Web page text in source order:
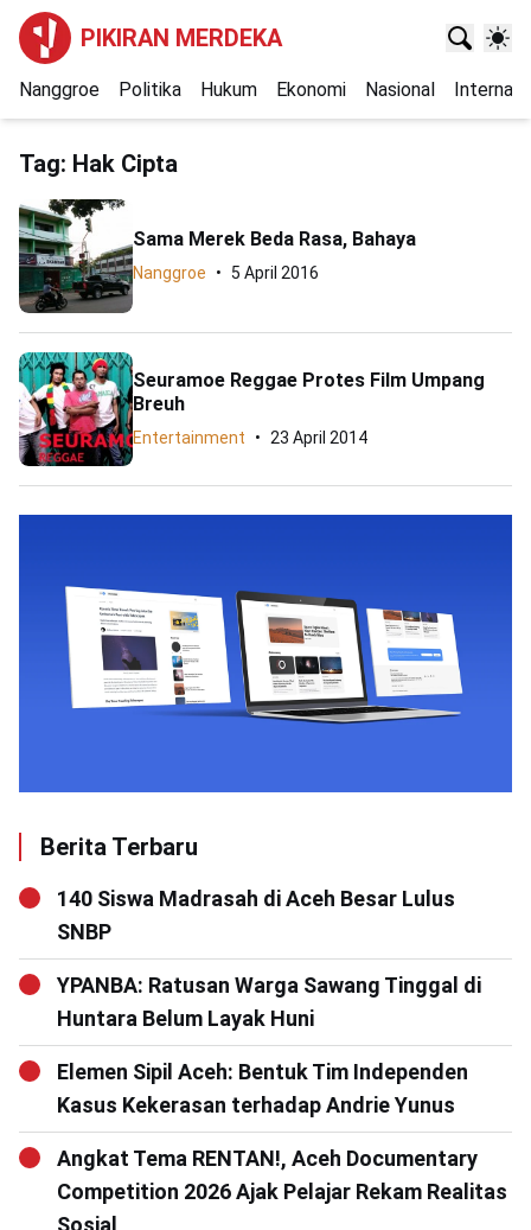
PIKIRAN MERDEKA
Nanggroe Politika Hukum Ekonomi Nasional
Tag: Hak Cipta
Sama Merek Beda Rasa, Bahaya
Nanggroe 5 April 2016
Seuramoe Reggae Protes Film Umpang
Breuh
Entertainment 23 April 2014
Berita Terbaru
140 Siswa Madrasah di Aceh Besar Lulus
SNBP
YPANBA: Ratusan Warga Sawang Tinggal di
Huntara Belum Layak Huni
Elemen Sipil Aceh: Bentuk Tim Independen
Kasus Kekerasan terhadap Andrie Yunus
Angkat Tema RENTAN!, Aceh Documentary
Competition 2026 Ajak Pelajar Rekam Realitas
Sosial